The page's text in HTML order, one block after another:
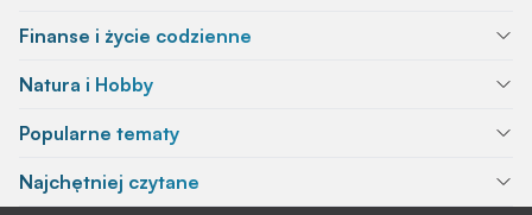
Finanse i życie codzienne
Natura i Hobby
Popularne tematy
Najchętniej czytane